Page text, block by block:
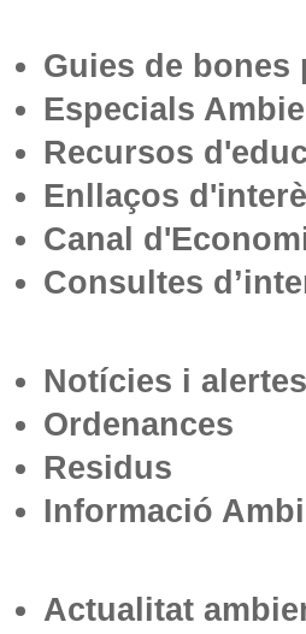
Guies de
Especials
Recursos
Enllaços
Canal
Consultes
Notícies i alertes
Ordenances
Residus
Informació
Actualitat